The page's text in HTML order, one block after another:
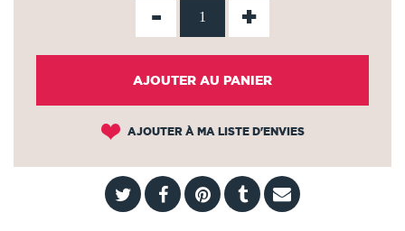
- +
AJOUTER AU PANIER
AJOUTER À MA LISTE D'ENVIES